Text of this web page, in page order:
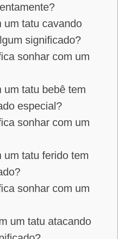
um tatu cavando
significado?
sonhar com um
um tatu bebê tem
especial?
sonhar com um
um tatu ferido tem
sonhar com um
um tatu atacando